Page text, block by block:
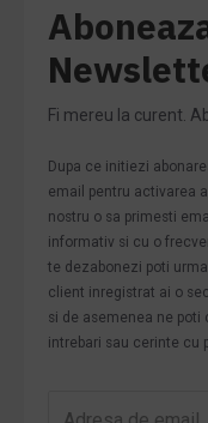
Fi mereu la curent.
Dupa ce initiezi
email pentru activarea
nostru o sa primesti
informativ si cu o
te dezabonezi poti
client inregistrat ai o
si de asemenea ne
intrebari sau cerinte cu